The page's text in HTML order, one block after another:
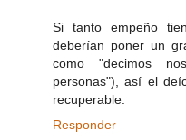
Si tanto empeño
deberían poner un
como "decimos
personas"), así el
recuperable.
Responder